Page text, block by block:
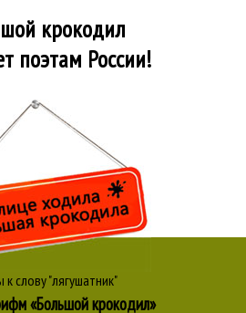
крокодил
поэтам России!
слову "лягушатник"
«Большой крокодил»